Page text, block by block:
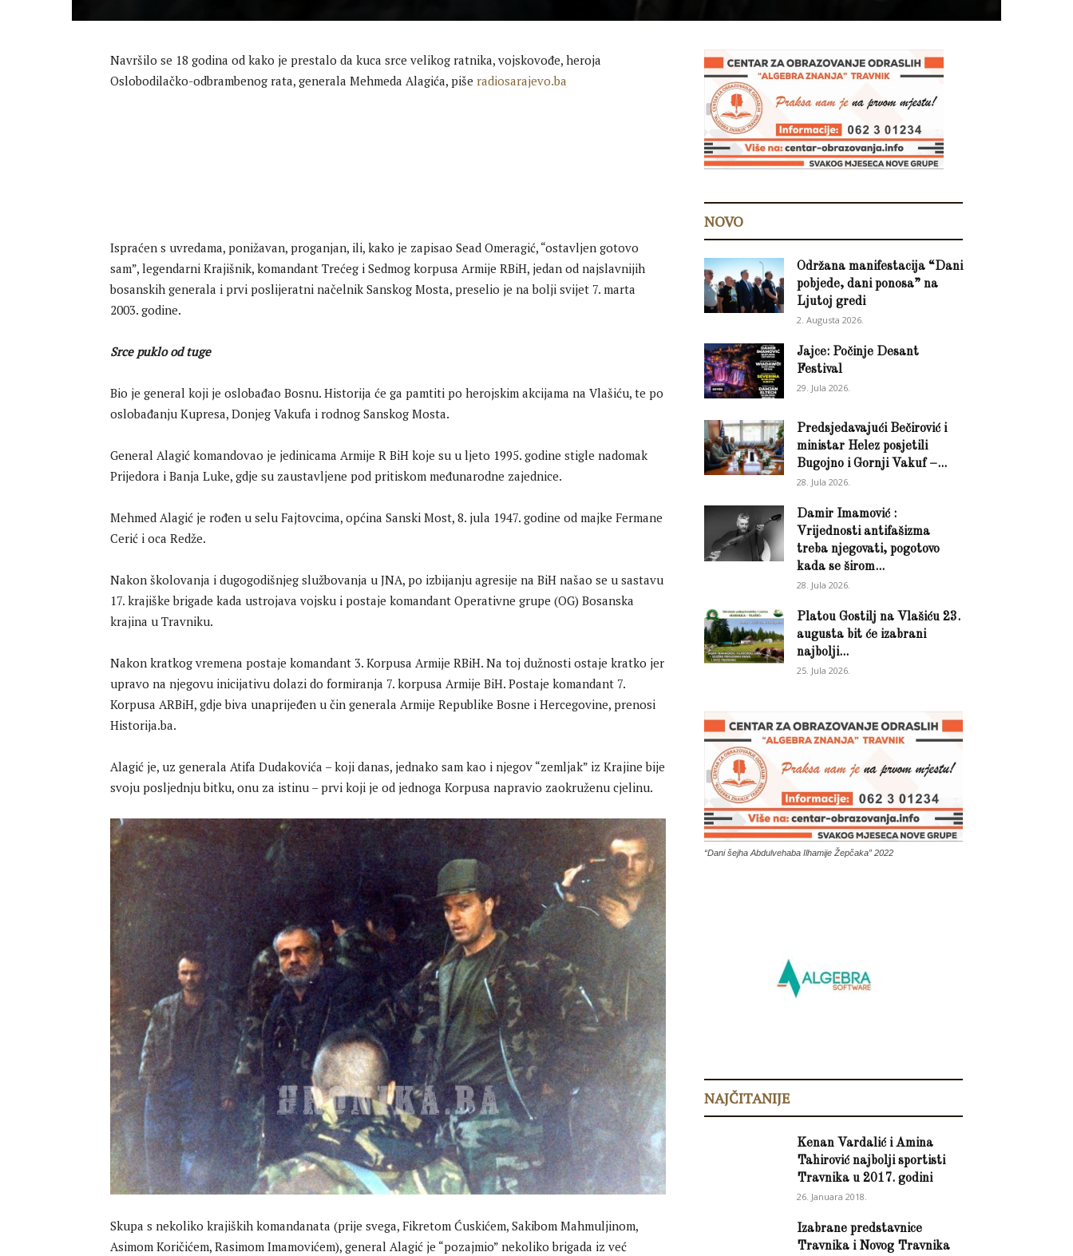
Navršilo se 18 godina od kako je prestalo da kuca srce velikog ratnika, vojskovođe, heroja
Oslobodilačko-odbrambenog rata, generala Mehmeda Alagića, piše radiosarajevo.ba
Ispraćen s uvredama, ponižavan, proganjan, ili, kako je zapisao Sead Omeragić, “ostavljen gotovo
sam”, legendarni Krajišnik, komandant Trećeg i Sedmog korpusa Armije RBiH, jedan od najslavnijih
bosanskih generala i prvi poslijeratni načelnik Sanskog Mosta, preselio je na bolji svijet 7. marta
2003. godine.
Srce puklo od tuge
Bio je general koji je oslobađao Bosnu. Historija će ga pamtiti po herojskim akcijama na Vlašiću, te po
oslobađanju Kupresa, Donjeg Vakufa i rodnog Sanskog Mosta.
General Alagić komandovao je jedinicama Armije R BiH koje su u ljeto 1995. godine stigle nadomak
Prijedora i Banja Luke, gdje su zaustavljene pod pritiskom međunarodne zajednice.
Mehmed Alagić je rođen u selu Fajtovcima, općina Sanski Most, 8. jula 1947. godine od majke Fermane
Cerić i oca Redže.
Nakon školovanja i dugogodišnjeg službovanja u JNA, po izbijanju agresije na BiH našao se u sastavu
17. krajiške brigade kada ustrojava vojsku i postaje komandant Operativne grupe (OG) Bosanska
krajina u Travniku.
Nakon kratkog vremena postaje komandant 3. Korpusa Armije RBiH. Na toj dužnosti ostaje kratko jer
upravo na njegovu inicijativu dolazi do formiranja 7. korpusa Armije BiH. Postaje komandant 7.
Korpusa ARBiH, gdje biva unaprijeđen u čin generala Armije Republike Bosne i Hercegovine, prenosi
Historija.ba.
Alagić je, uz generala Atifa Dudakovića – koji danas, jednako sam kao i njegov “zemljak” iz Krajine bije
svoju posljednju bitku, onu za istinu – prvi koji je od jednoga Korpusa napravio zaokruženu cjelinu.
Skupa s nekoliko krajiških komandanata (prije svega, Fikretom Ćuskićem, Sakibom Mahmuljinom,
Asimom Koričićem, Rasimom Imamovićem), general Alagić je “pozajmio” nekoliko brigada iz već
NOVO
Održana manifestacija “Dani
pobjede, dani ponosa” na
Ljutoj gredi
2. Augusta 2026.
Jajce: Počinje Desant
Festival
29. Jula 2026.
Predsjedavajući Bečirović i
ministar Helez posjetili
Bugojno i Gornji Vakuf –...
28. Jula 2026.
Damir Imamović :
Vrijednosti antifašizma
treba njegovati, pogotovo
kada se širom...
28. Jula 2026.
Platou Gostilj na Vlašiću 23.
augusta bit će izabrani
najbolji...
25. Jula 2026.
“Dani šejha Abdulvehaba Ilhamije Žepčaka” 2022
NAJČITANIJE
Kenan Vardalić i Amina
Tahirović najbolji sportisti
Travnika u 2017. godini
26. Januara 2018.
Izabrane predstavnice
Travnika i Novog Travnika